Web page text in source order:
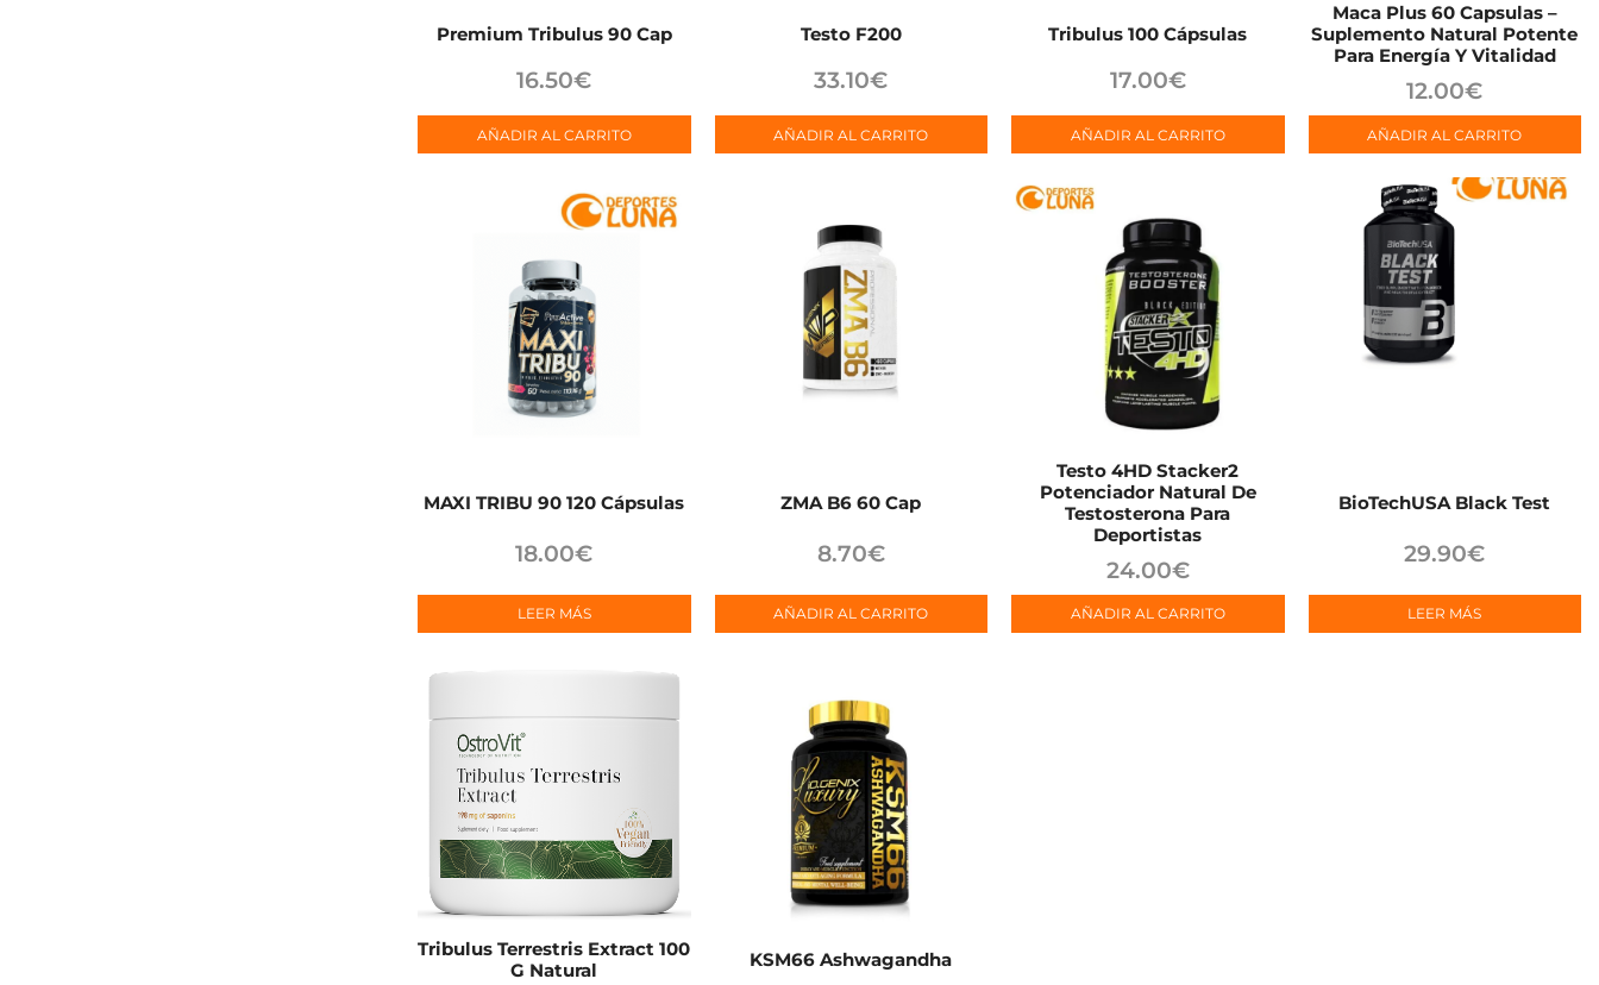
Premium Tribulus 90 Cap
16.50€
AÑADIR AL CARRITO
Testo F200
33.10€
AÑADIR AL CARRITO
Tribulus 100 Cápsulas
17.00€
AÑADIR AL CARRITO
Maca Plus 60 Capsulas –
Suplemento Natural Potente
Para Energía Y Vitalidad
12.00€
AÑADIR AL CARRITO
MAXI TRIBU 90 120 Cápsulas
18.00€
LEER MÁS
ZMA B6 60 Cap
8.70€
AÑADIR AL CARRITO
Testo 4HD Stacker2
Potenciador Natural De
Testosterona Para
Deportistas
24.00€
AÑADIR AL CARRITO
BioTechUSA Black Test
29.90€
LEER MÁS
Tribulus Terrestris Extract 100
G Natural
KSM66 Ashwagandha